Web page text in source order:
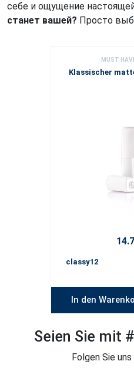
себе и ощущение
станет вашей? Просто
MUST
Klassischer
classy12
In den
Seien Sie mit
Folgen Sie